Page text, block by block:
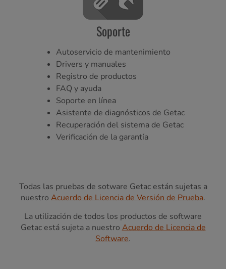
Soporte
Autoservicio de mantenimiento
Drivers y manuales
Registro de productos
FAQ y ayuda
Soporte en línea
Asistente de diagnósticos de Getac
Recuperación del sistema de Getac
Verificación de la garantía
Todas las pruebas de sotware Getac están sujetas a
nuestro Acuerdo de Licencia de Versión de Prueba.
La utilización de todos los productos de software
Getac está sujeta a nuestro Acuerdo de Licencia de
Software.